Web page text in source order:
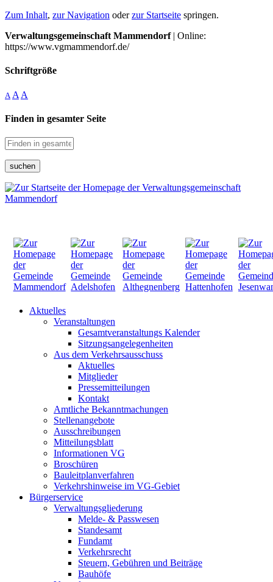
Zum Inhalt, zur Navigation oderzur Startseite springen.
Verwaltungsgemeinschaft Mammendorf| Online:
https://www.vgmammendorf.de/
Schriftgröße
A A A
Finden in gesamter Seite
suchen
Aktuelles
Veranstaltungen
Gesamtveranstaltungs Kalender
Sitzungsangelegenheiten
Aus dem Verkehrsausschuss
Aktuelles
Mitglieder
Pressemitteilungen
Kontakt
Amtliche Bekanntmachungen
Stellenangebote
Ausschreibungen
Mitteilungsblatt
Informationen VG
Broschüren
Bauleitplanverfahren
Verkehrshinweise im VG-Gebiet
Bürgerservice
Verwaltungsgliederung
Melde- & Passwesen
Standesamt
Fundamt
Verkehrsrecht
Steuern, Gebühren und Beiträge
Bauhöfe